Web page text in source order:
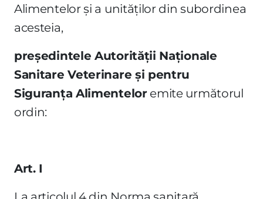
Alimentelor şi a unităţilor din subordinea
acesteia,
preşedintele Autorităţii Naţionale
Sanitare Veterinare şi pentru
Siguranţa Alimenteloremite următorul
ordin:
Art. I